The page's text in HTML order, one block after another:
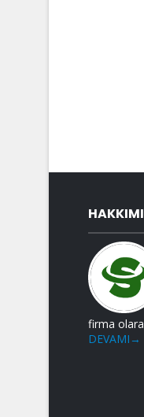
firma
DEVAMI→